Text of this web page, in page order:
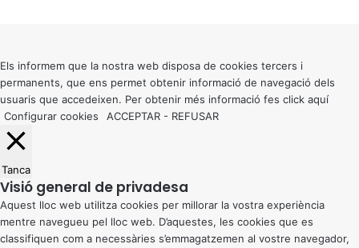
button
Els informem que la nostra web disposa de cookies tercers i
permanents, que ens permet obtenir informació de navegació dels
usuaris que accedeixen. Per obtenir més informació fes click aquí
Configurar cookies
ACCEPTAR - REFUSAR
Tanca
Visió general de privadesa
Aquest lloc web utilitza cookies per millorar la vostra experiència
mentre navegueu pel lloc web. D’aquestes, les cookies que es
classifiquen com a necessàries s’emmagatzemen al vostre navegador,